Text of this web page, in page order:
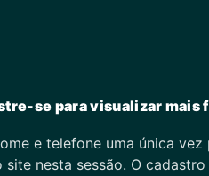
se para visualizar mais
e telefone uma única
nesta sessão. O